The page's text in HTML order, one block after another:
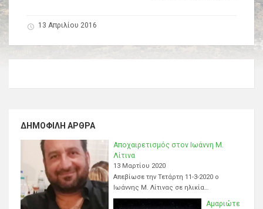
13 Απριλίου 2016
ΔΗΜΟΦΙΛΉ ΆΡΘΡΑ
Αποχαιρετισμός στον Ιωάννη Μ.
Λίτινα
13 Μαρτίου 2020
Απεβίωσε την Τετάρτη 11-3-2020 ο
Ιωάννης Μ. Λίτινας σε ηλικία…
Αμαριώτε